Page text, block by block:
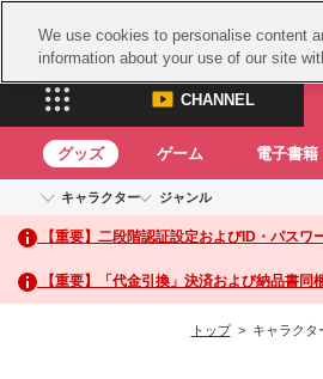
CHANNEL
CHANNEL
ASOBI CHANNEL TOP
グッズ ゲーム 電子書籍
キャラクター
アイドルマスターシリ
アイドルマスター
アイドルマスター シンデレ
アイドルマスター ミリオン
ジャンル
イベントグ
トイ・ホビ
【重要】二段階認証設定およびID・パスワ
【重要】「代金引換」決済および納品書同
トップ> キャラクタ
We use cookies to personalise content
information about your use of our site